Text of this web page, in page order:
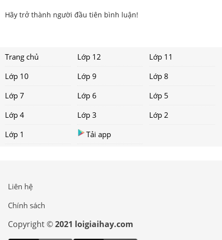
Hãy trở thành người đầu tiên bình luận!
Trang chủ Lớp 12
Lớp 11
Lớp 10
Lớp 9
Lớp 8
Lớp 7
Lớp 6
Lớp 5
Lớp 4
Lớp 3
Lớp 2
Lớp 1
Tải app
Liên hệ
Chính sách
Copyright ©2021 loigiaihay.com